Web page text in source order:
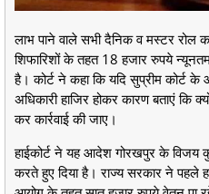
लाभ पाने वाले सभी दैनिक व मस्टर रोल
शिफारिशों के तहत 18 हजार रुपये
है। कोर्ट ने कहा कि यदि सुप्रीम कोर्ट के
अधिकारी हाजिर होकर कारण बताएं
कर कार्रवाई की जाए।
हाईकोर्ट ने यह आदेश गोरखपुर के विजय
करते हुए दिया है। राज्य सरकार ने